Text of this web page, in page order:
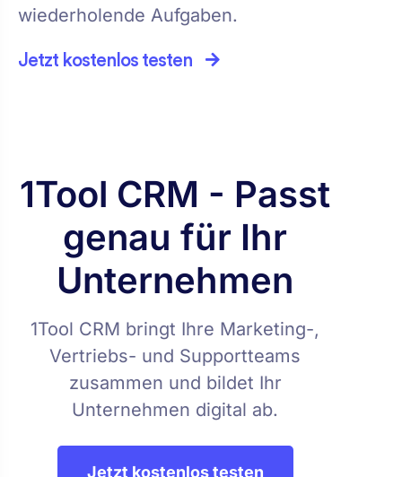
wiederholende Aufgaben.
Jetzt kostenlos testen
1Tool CRM - Passt
genau für Ihr
Unternehmen
1Tool CRM bringt Ihre Marketing-,
Vertriebs- und Supportteams
zusammen und bildet Ihr
Unternehmen digital ab.
Jetzt kostenlos testen